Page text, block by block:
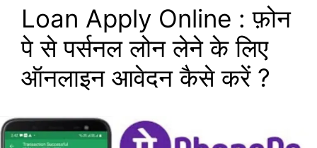
Loan Apply Online : फ़ोन
पे से पर्सनल लोन लेने के लिए
ऑनलाइन आवेदन कैसे करें ?